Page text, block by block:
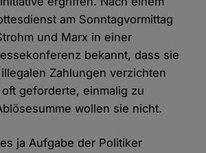
am Sonntagvormittag
und Marx in einer
bekannt, dass sie
Zahlungen verzichten
geforderte, einmalig zu
wollen sie nicht.
ja Aufgabe der Politiker